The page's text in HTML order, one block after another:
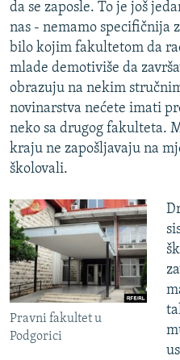
da se zaposle. To je još
nas - nemamo specifičnija
bilo kojim fakultetom da
mlade demotiviše da
obrazuju na nekim
novinarstva nećete imati
neko sa drugog fakulteta.
kraju ne zapošljavaju na
školovali.
Pravni fakultet u
Podgorici